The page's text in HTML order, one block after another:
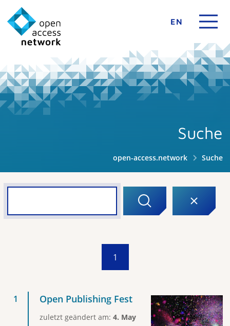
EN
Suche
open-access.network Suche
1
Open Publishing Fest
zuletzt geändert am: 4. May